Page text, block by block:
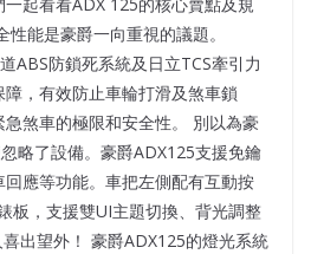
起看看ADX 125的核心賣點及規
能是豪爵一向重視的議題。
ABS防鎖死系統及日立TCS牽引力
，有效防止車輪打滑及煞車鎖
煞車的極限和安全性。 別以為豪
略了設備。豪爵ADX125支援免鑰
應等功能。車把左側配有互動按
板，支援雙UI主題切換、背光調整
出望外！ 豪爵ADX125的燈光系統